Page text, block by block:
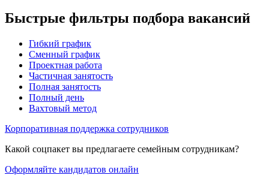
Быстрые фильтры подбора вакансий
Гибкий график
Сменный график
Проектная работа
Частичная занятость
Полная занятость
Полный день
Вахтовый метод
Корпоративная поддержка сотрудников
Какой соцпакет вы предлагаете семейным сотрудникам?
Оформляйте кандидатов онлайн